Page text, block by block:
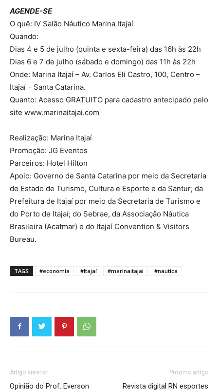
AGENDE-SE
O quê: IV Salão Náutico Marina Itajaí
Quando:
Dias 4 e 5 de julho (quinta e sexta-feira) das 16h às 22h
Dias 6 e 7 de julho (sábado e domingo) das 11h às 22h
Onde: Marina Itajaí – Av. Carlos Eli Castro, 100, Centro –
Itajaí – Santa Catarina.
Quanto: Acesso GRATUITO para cadastro antecipado pelo
site www.marinaitajai.com
Realização: Marina Itajaí
Promoção: JG Eventos
Parceiros: Hotel Hilton
Apoio: Governo de Santa Catarina por meio da Secretaria
de Estado de Turismo, Cultura e Esporte e da Santur; da
Prefeitura de Itajaí por meio da Secretaria de Turismo e
do Porto de Itajaí; do Sebrae, da Associação Náutica
Brasileira (Acatmar) e do Itajaí Convention & Visitors
Bureau.
TAGS #economia #Itajaí #marinaitajai #nautica
Artigo anterior
Opinião do Prof. Everson
Próximo artigo
Revista digital RN esportes